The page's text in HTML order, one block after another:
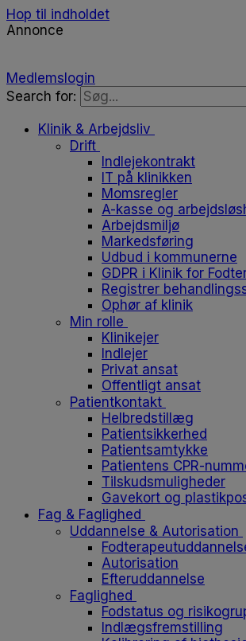
Hop til indholdet
Annonce
Medlemslogin
Search for:
Klinik & Arbejdsliv
Drift
Indlejekontrakt
IT på klinikken
Momsregler
A-kasse og
Arbejdsmiljø
Markedsføring
Udbud i kommunerne
GDPR i Klinik for
Registrer
Ophør af klinik
Min rolle
Klinikejer
Indlejer
Privat ansat
Offentligt ansat
Patientkontakt
Helbredstillæg
Patientsikkerhed
Patientsamtykke
Patientens CPR-
Tilskudsmuligheder
Gavekort og
Fag & Faglighed
Uddannelse & Autorisation
Autorisation
Efteruddannelse
Faglighed
Fodstatus og
Indlægsfremstilling